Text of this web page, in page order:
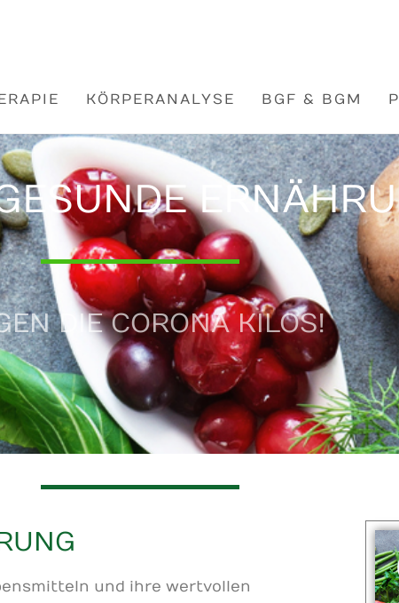
KÖRPERANALYSE BGF & BGM
PADERBORN
DIE CORONA KILOS!
und ihre wertvollen